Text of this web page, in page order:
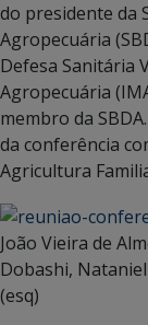
do presidente da
Agropecuária
Defesa Sanitária
Agropecuária
membro da
da conferência
Agricultura
João Vieira de
Dobashi,
(esq)